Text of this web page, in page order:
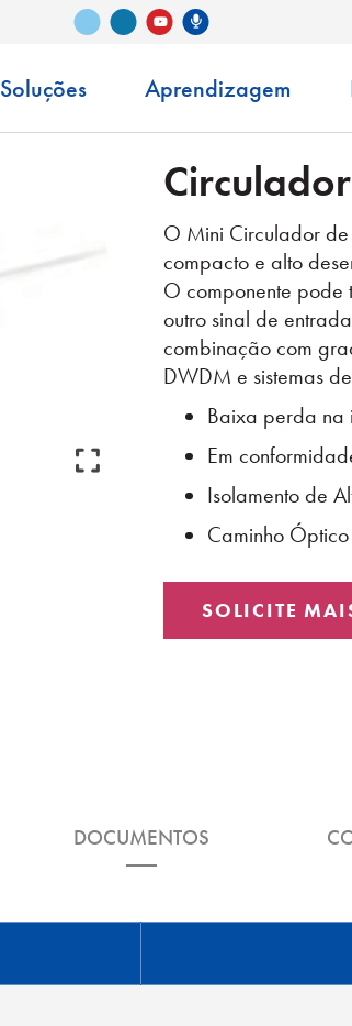
Vimeo LinkedInYouTubePodcast Senko
Soluções Aprendizagem
Circulador
O Mini Circulador
compacto e alto
O componente
outro sinal de
combinação com
DWDM e sistemas
Baixa perda na
Em
Isolamento de
Caminho
SOLICITE
DOCUMENTOS